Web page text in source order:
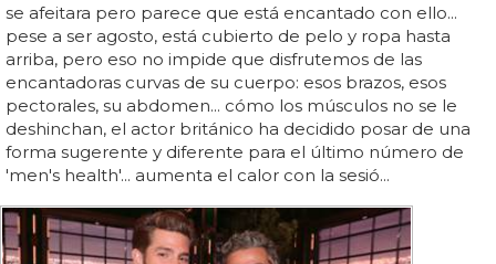
se afeitara pero parece que está encantado con ello...
pese a ser agosto, está cubierto de pelo y ropa hasta
arriba, pero eso no impide que disfrutemos de las
encantadoras curvas de su cuerpo: esos brazos, esos
pectorales, su abdomen... cómo los músculos no se le
deshinchan, el actor británico ha decidido posar de una
forma sugerente y diferente para el último número de
'men's health'... aumenta el calor con la sesió...